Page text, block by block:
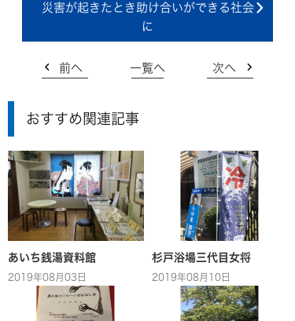
災害が起きたとき助け合いができる社会
に
前へ 一覧へ 次へ
おすすめ関連記事
あいち銭湯資料館
2019年08月03日
杉戸浴場三代目女将
2019年08月10日